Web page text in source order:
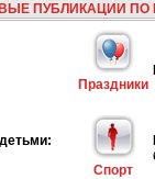
ПУБЛИКАЦИИ ПО
Праздники
Спорт